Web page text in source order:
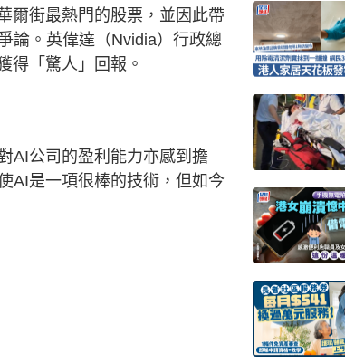
爾街最熱門的股票，並因此帶
論。英偉達（Nvidia）行政總
得「驚人」回報。
AI公司的盈利能力亦感到擔
AI是一項很棒的技術，但如今